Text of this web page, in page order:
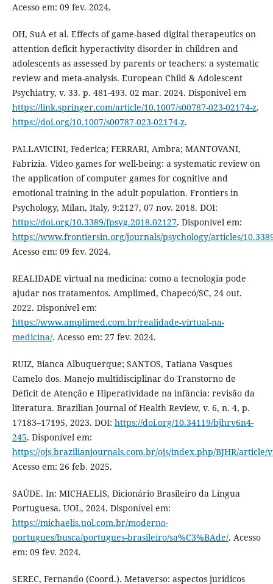
Acesso em: 09 fev. 2024.
OH, SuA et al. Effects of game-based digital therapeutics on
attention deficit hyperactivity disorder in children and
adolescents as assessed by parents or teachers: a systematic
review and meta-analysis. European Child & Adolescent
Psychiatry, v. 33. p. 481-493. 02 mar. 2024. Disponivel em
https://link.springer.com/article/10.1007/s00787-023-02174-z.
https://doi.org/10.1007/s00787-023-02174-z.
PALLAVICINI, Federica; FERRARI, Ambra; MANTOVANI,
Fabrizia. Video games for well-being: a systematic review on
the application of computer games for cognitive and
emotional training in the adult population. Frontiers in
Psychology, Milan, Italy, 9:2127, 07 nov. 2018. DOI:
https://doi.org/10.3389/fpsyg.2018.02127. Disponível em:
https://www.frontiersin.org/journals/psychology/articles/
Acesso em: 09 fev. 2024.
REALIDADE virtual na medicina: como a tecnologia pode
ajudar nos tratamentos. Amplimed, Chapecó/SC, 24 out.
2022. Disponível em:
https://www.amplimed.com.br/realidade-virtual-na-
medicina/. Acesso em: 27 fev. 2024.
RUIZ, Bianca Albuquerque; SANTOS, Tatiana Vasques
Camelo dos. Manejo multidisciplinar do Transtorno de
Déficit de Atenção e Hiperatividade na infância: revisão da
literatura. Brazilian Journal of Health Review, v. 6, n. 4, p.
17183–17195, 2023. DOI: https://doi.org/10.34119/bjhrv6n4-
245. Disponível em:
https://ojs.brazilianjournals.com.br/ojs/index.php/BJHR/article/
Acesso em: 26 feb. 2025.
SAÚDE. In: MICHAELIS, Dicionário Brasileiro da Língua
Portuguesa. UOL, 2024. Disponível em:
https://michaelis.uol.com.br/moderno-
portugues/busca/portugues-brasileiro/sa%C3%BAde/. Acesso
em: 09 fev. 2024.
SEREC, Fernando (Coord.). Metaverso: aspectos jurídicos